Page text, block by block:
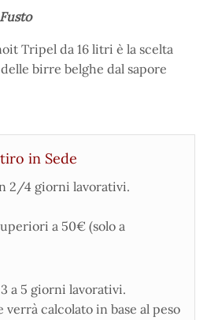
Tripel da 16 litri è la scelta
birre belghe dal sapore
in Sede
2/4 giorni lavorativi.
a 50€ (solo a
a 5 giorni lavorativi.
calcolato in base al peso